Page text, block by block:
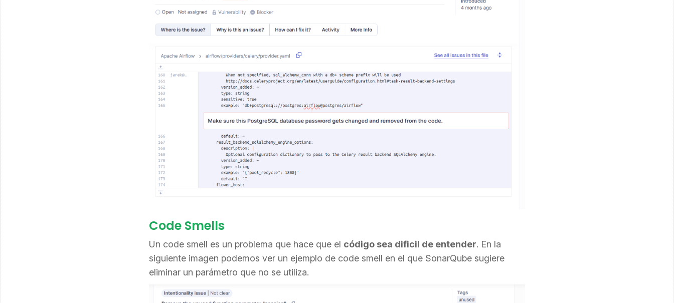
Code Smells
Un code smell es un problema que hace que el código sea dificil de entender. En la
siguiente imagen podemos ver un ejemplo de code smell en el que SonarQube sugiere
eliminar un parámetro que no se utiliza.